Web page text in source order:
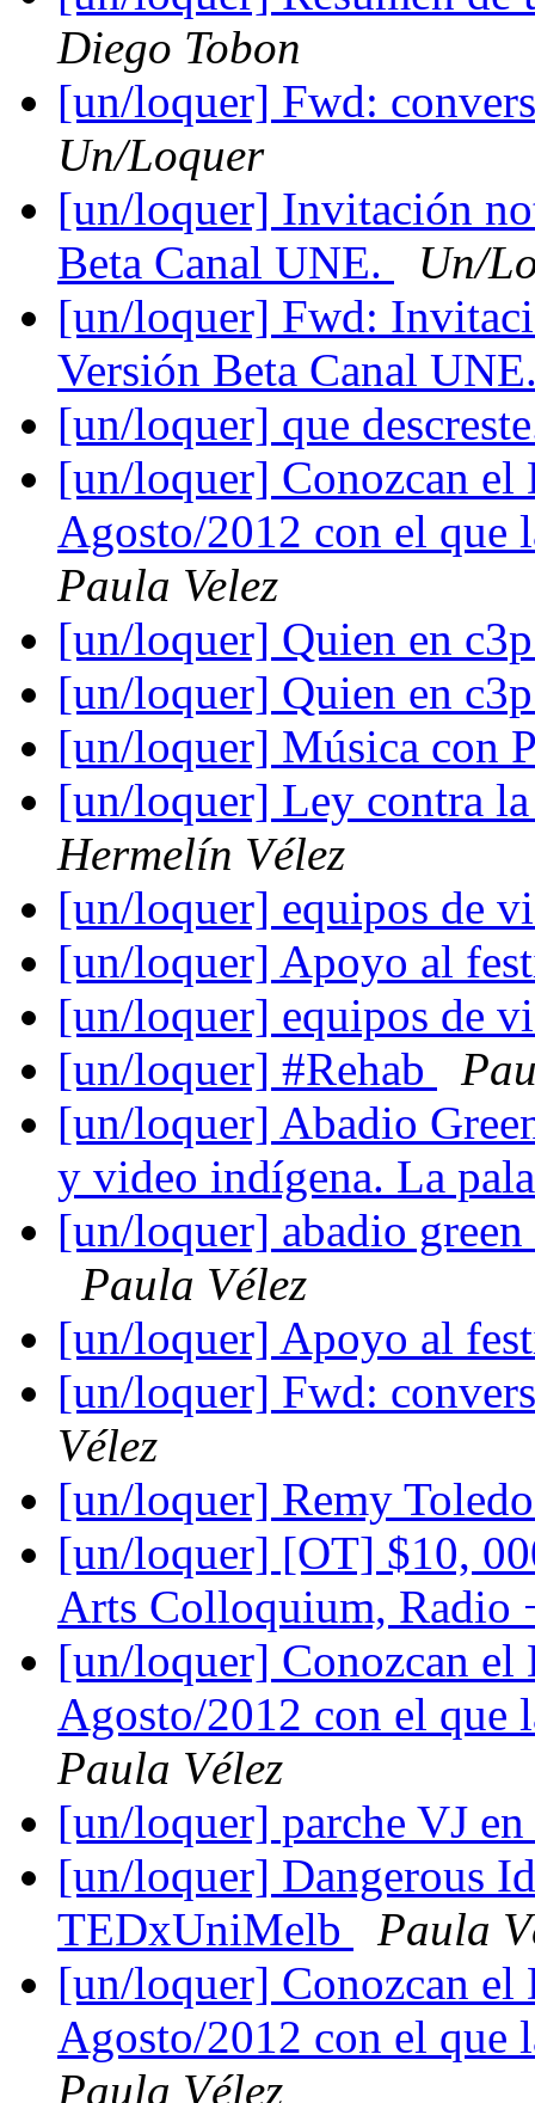
Diego Tobon
[un/loquer] Fwd:
Un/Loquer
[un/loquer] Invitación
Beta Canal UNE.
Un/
[un/loquer] Fwd:
Versión Beta Canal
[un/loquer] que
[un/loquer] Conozcan el
Agosto/2012 con el que
Paula Velez
[un/loquer] Quien en
[un/loquer] Quien en
[un/loquer] Música con
[un/loquer] Ley contra
Hermelín Vélez
[un/loquer] equipos de
[un/loquer] Apoyo al
[un/loquer] equipos de
[un/loquer] #Rehab
[un/loquer] Abadio
y video indígena. La
[un/loquer] abadio
Paula Vélez
[un/loquer] Apoyo al
[un/loquer] Fwd:
Vélez
[un/loquer] Remy
[un/loquer] [OT] $10,
Arts Colloquium, Radio
[un/loquer] Conozcan el
Agosto/2012 con el que
Paula Vélez
[un/loquer] parche VJ
[un/loquer] Dangerous
TEDxUniMelb
Paula
[un/loquer] Conozcan el
Agosto/2012 con el que
Paula Vélez